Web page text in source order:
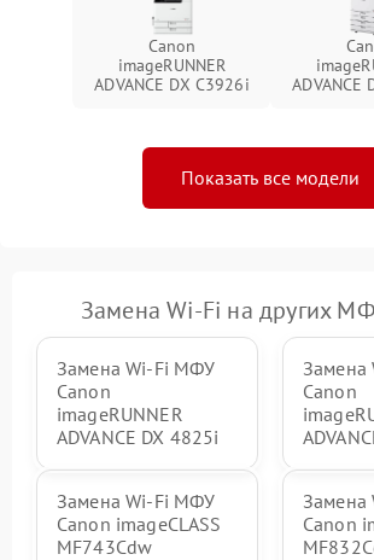
Canon
imageRUNNER
ADVANCE DX C3926i
ADVANCE
Показать все модели
Замена Wi-Fi на других
Замена Wi-Fi МФУ
Canon
imageRUNNER
ADVANCE DX 4825i
Canon
Замена Wi-Fi МФУ
Canon imageCLASS
MF743Cdw
Canon